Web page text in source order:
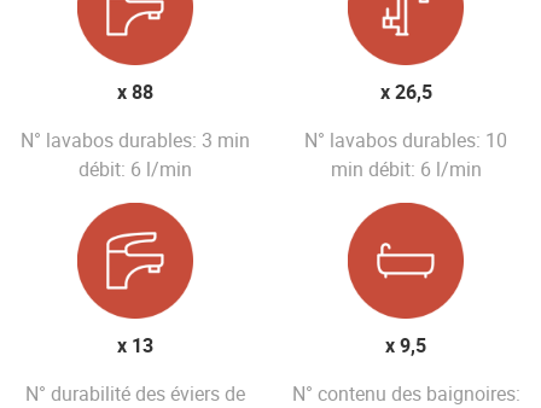
x 88
N° lavabos durables: 3 min
débit: 6 l/min
x 26,5
N° lavabos durables: 10
min débit: 6 l/min
x 13
N° durabilité des éviers de
x 9,5
N° contenu des baignoires: